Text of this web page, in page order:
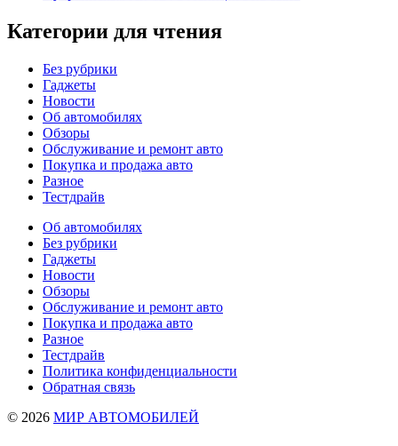
Категории для чтения
Без рубрики
Гаджеты
Новости
Об автомобилях
Обзоры
Обслуживание и ремонт авто
Покупка и продажа авто
Разное
Тестдрайв
Об автомобилях
Без рубрики
Гаджеты
Новости
Обзоры
Обслуживание и ремонт авто
Покупка и продажа авто
Разное
Тестдрайв
Политика конфиденциальности
Обратная связь
© 2026 МИР АВТОМОБИЛЕЙ